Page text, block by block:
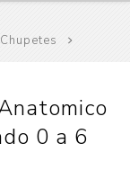
Chupetes
0 a 6